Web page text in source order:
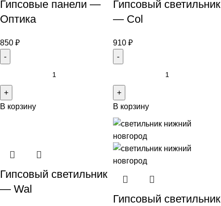
Гипсовые панели —
Оптика
850 ₽
В корзину
Гипсовый светильник
— Col
910 ₽
В корзину
Гипсовый светильник
— Wal
Гипсовый светильник